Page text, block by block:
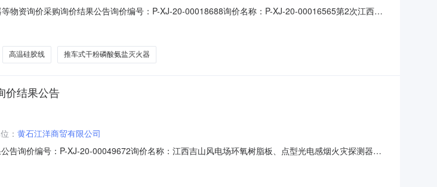
物资询价采购询价结果公告询价编号：P-XJ-20-00018688询价名称：P-XJ-20-00016565第2次江西沙
采购人联系方式：18870007606具体规格、技术指标及售
高温硅胶线 推车式干粉磷酸氨盐灭火器
价结果公告
： 黄石江洋商贸有限公司
告询价编号：P-XJ-20-00049672询价名称：江西吉山风电场环氧树脂板、点型光电感烟火灾探测器等
技术指标及售后服务要求等详见下表。序号产品编码产品描述采购数量计量单位交付时间交货地点